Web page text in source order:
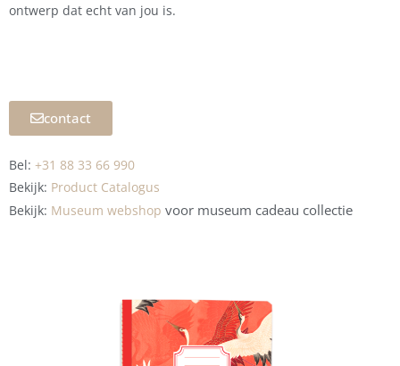
ontwerp dat echt van jou is.
contact
Bel: +31 88 33 66 990
Bekijk: Product Catalogus
Bekijk: Museum webshop voor museum cadeau collectie